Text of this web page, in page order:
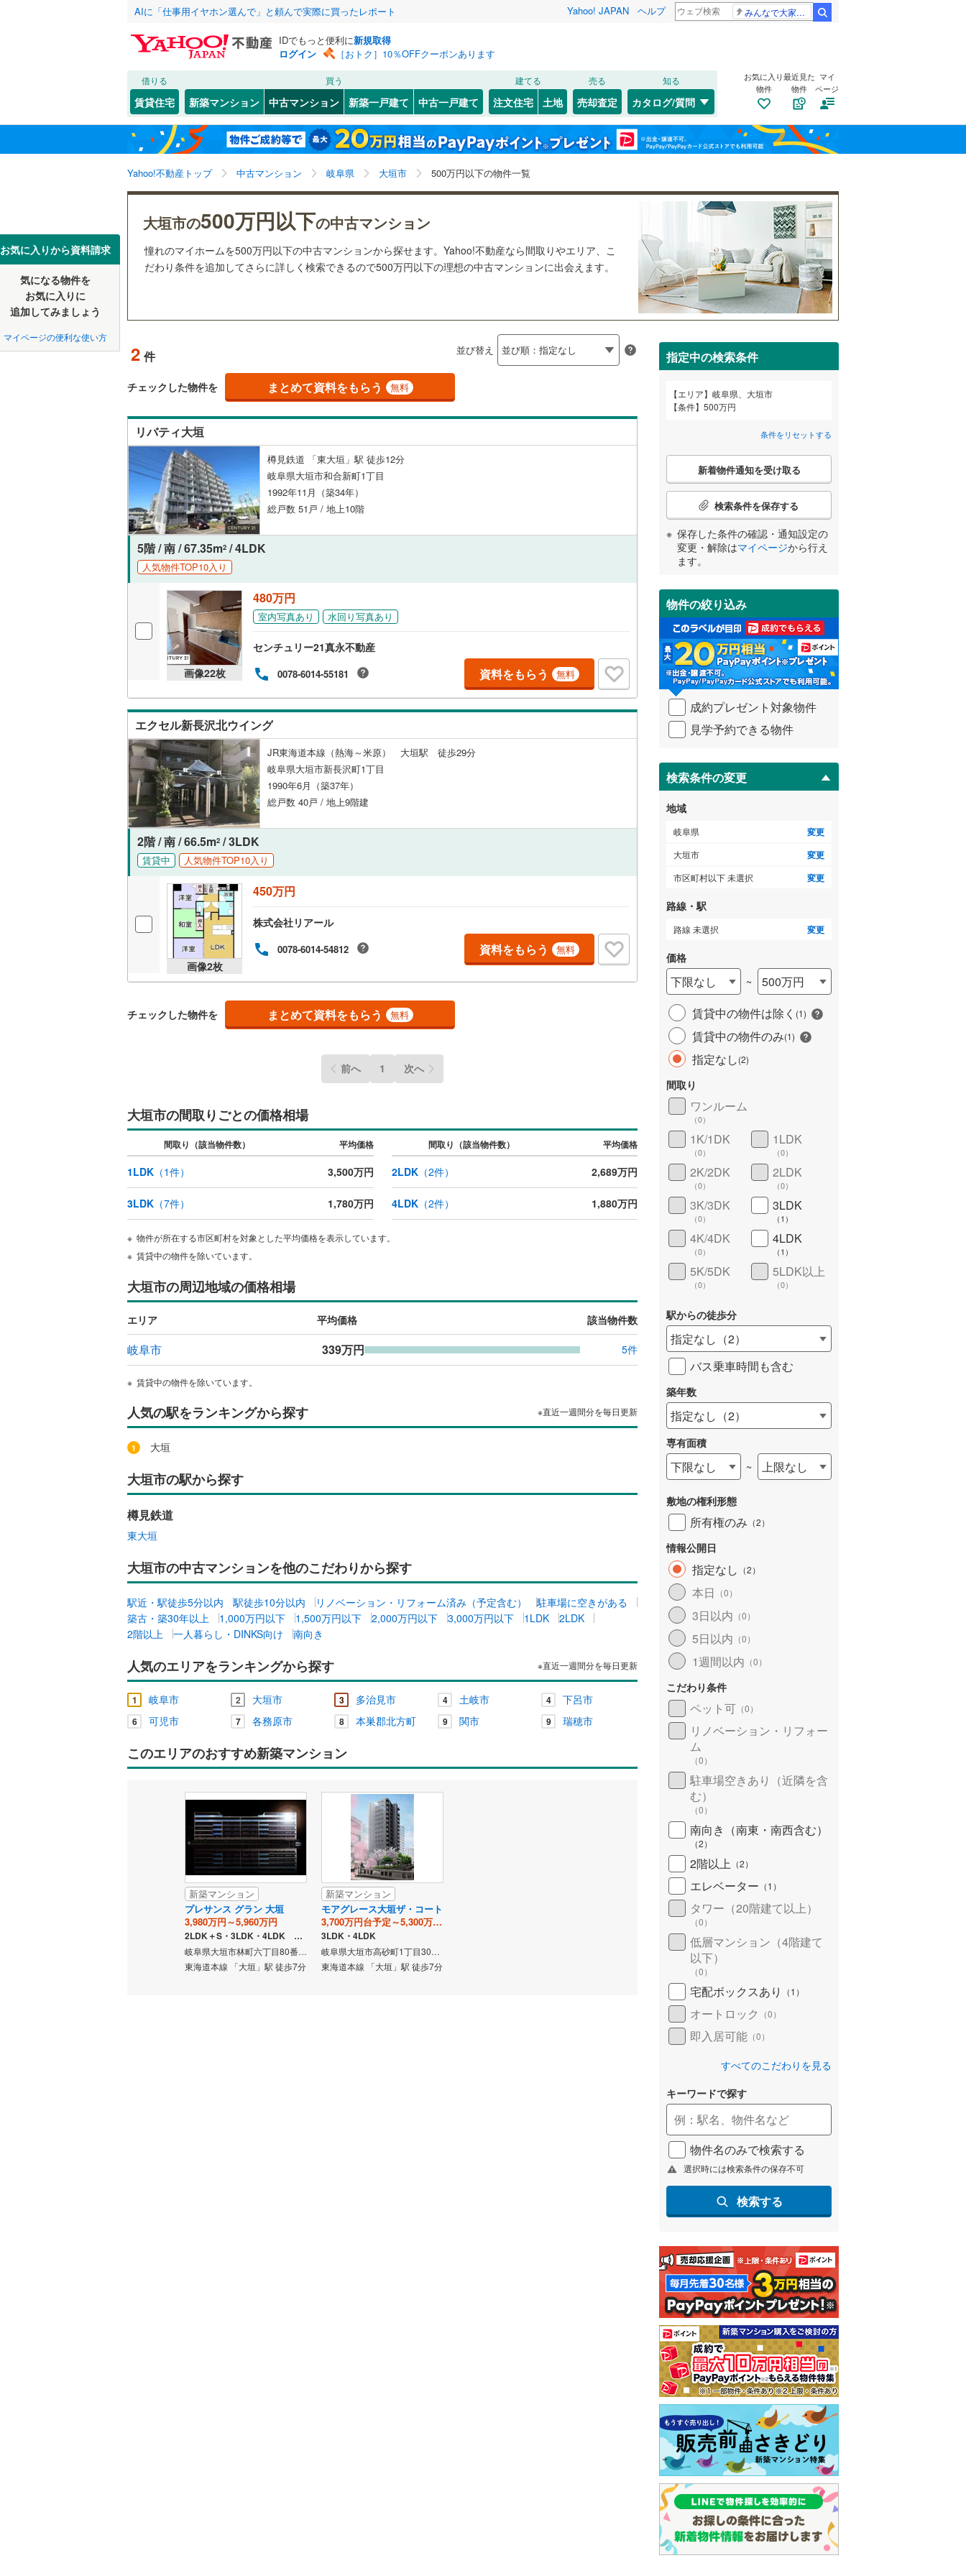
AIに「仕事用イヤホン選んで」と頼んで実際に買ったレポート Yahoo! JAPAN ヘルプ みんなで大家さん 2881億円
IDでもっと便利に新規取得
ログイン
［おトク］10％OFFクーポンあります
借りる
賃貸住宅
買う
新築マンション 中古マンション 新築一戸建て 中古一戸建て
建てる
注文住宅 土地
売る
売却査定
知る
カタログ/質問
お気に入り
物件
最近見た
物件
マイ
ページ
Yahoo!不動産トップ 中古マンション 岐阜県 大垣市 500万円以下の物件一覧
お気に入りから資料請求
気になる物件を
お気に入りに
追加してみましょう
マイページの便利な使い方
大垣市の500万円以下の中古マンション
憧れのマイホームを500万円以下の中古マンションから探せます。Yahoo!不動産なら間取りやエリア、こ
だわり条件を追加してさらに詳しく検索できるので500万円以下の理想の中古マンションに出会えます。
2 件 並び替え
チェックした物件を まとめて資料をもらう 無料
リバティ大垣
樽見鉄道 「東大垣」駅 徒歩12分
岐阜県大垣市和合新町1丁目
1992年11月（築34年）
総戸数 51戸 / 地上10階
5階 / 南 / 67.35m2 / 4LDK
人気物件TOP10入り
画像22枚
480万円
室内写真あり 水回り写真あり
センチュリー21真永不動産
0078-6014-55181 資料をもらう 無料
エクセル新長沢北ウイング
JR東海道本線（熱海～米原） 大垣駅 徒歩29分
岐阜県大垣市新長沢町1丁目
1990年6月（築37年）
総戸数 40戸 / 地上9階建
2階 / 南 / 66.5m2 / 3LDK
賃貸中 人気物件TOP10入り
画像2枚
450万円
株式会社リアール
0078-6014-54812 資料をもらう 無料
チェックした物件を まとめて資料をもらう 無料
前へ 1 次へ
大垣市の間取りごとの価格相場
間取り（該当物件数） 平均価格 間取り（該当物件数） 平均価格
1LDK （1件） 3,500万円 2LDK（2件） 2,689万円
3LDK （7件） 1,780万円 4LDK（2件） 1,880万円
物件が所在する市区町村を対象とした平均価格を表示しています。
賃貸中の物件を除いています。
大垣市の周辺地域の価格相場
エリア 平均価格 該当物件数
岐阜市 339万円 5件
賃貸中の物件を除いています。
人気の駅をランキングから探す ※直近一週間分を毎日更新
大垣
大垣市の駅から探す
樽見鉄道
東大垣
大垣市の中古マンションを他のこだわりから探す
駅近・駅徒歩5分以内 駅徒歩10分以内 リノベーション・リフォーム済み（予定含む）
駐車場に空きがある
築古・築30年以上
1,000万円以下 1,500万円以下 2,000万円以下 3,000万円以下 1LDK
2LDK
2階以上
一人暮らし・DINKS向け 南向き
人気のエリアをランキングから探す ※直近一週間分を毎日更新
1 岐阜市 2 大垣市 3 多治見市 4 土岐市 4 下呂市
6 可児市 7 各務原市 8 本巣郡北方町 9 関市 9 瑞穂市
このエリアのおすすめ新築マンション
新築マンション
プレサンス グラン 大垣
3,980万円～5,960万円
2LDK＋S・3LDK・4LDK ※Sはサービスルーム（納戸）です。
岐阜県大垣市林町六丁目80番56（地番）
東海道本線 「大垣」駅 徒歩7分
新築マンション
モアグレース大垣ザ・コート
3,700万円台予定～5,300万円台予定
3LDK・4LDK
岐阜県大垣市高砂町1丁目30番（地番）
東海道本線 「大垣」駅 徒歩7分
指定中の検索条件
エリア
岐阜県、大垣市
条件
500万円
条件をリセットする
こ
検
条
件
受
け
取
る
・
条
件
を
イ
ペ
ジ
に
保
存
す
る
新着物件通知を受け取る
検索条件を保存する
保存した条件の確認・通知設定の
変更・解除はマイページから行え
ます。
物件の絞り込み
成約プレゼント対象物件
見学予約できる物件
検索条件の変更
地域
岐阜県 変更
大垣市 変更
市区町村以下 未選択 変更
路線・駅
路線 未選択 変更
価格
下限なし ~
500万円
賃貸中の物件は除く (1)
賃貸中の物件のみ(1)
指定なし(2)
間取り
ワンルーム
（0）
1K/1DK
（0）
1LDK
（0）
2K/2DK
（0）
2LDK
（0）
3K/3DK
（0）
3LDK
（1 ）
4K/4DK
（0）
4LDK
（1 ）
5K/5DK
（0）
5LDK以上
（0）
駅からの徒歩分
指定なし （2）
バス乗車時間も含む
築年数
指定なし （2）
専有面積
下限なし ~ 上限なし
敷地の権利形態
所有権のみ （2）
情報公開日
指定なし （2）
本日 （0）
3日以内 （0）
5日以内 （0）
1週間以内 （0）
こだわり条件
ペット可 （0）
リノベーション・リフォー
ム
（0）
駐車場空きあり（近隣を含
む）
（0）
南向き（南東・南西含む）
（2）
2階以上 （2）
エレベーター （1 ）
タワー（20階建て以上）
（0）
低層マンション（4階建て
以下）
（0）
宅配ボックスあり （1 ）
オートロック （0）
即入居可能 （0）
すべてのこだわりを見る
キーワードで探す
物件名のみで検索する
選択時には検索条件の保存不可
検索する
北海道 北海道
東北 青森 岩手 宮城 秋田 山形 福島
関東 東京 神奈川 埼玉 千葉
新潟
東海 愛知 岐阜 静岡 三重
和歌山
中国 鳥取 島根 岡山 広島 山口
高知
福岡 佐賀 長崎 鹿児島
該当物件0件 条件をリセットする
岐阜市(6) 大垣市(2) 高山市(0)
多治見市(0) 関市(0) 中津川市(0)
美濃市
(0 瑞浪市(
恵那市(0 土岐市(0)
各務原市
2
瑞穂市(0) 飛騨市(0) 本巣市(0)
海津市(
羽島郡岐南町(0) 羽島郡笠松町(0) 養老郡養老町(0)
不破郡関ケ原町(0) 安八郡神戸町(0)
安八郡輪之内町(0) 揖斐郡揖斐川町(0)
揖斐郡大野町(0) 本巣郡北方町(1 )
加茂郡七宗町( ) 加茂郡白川町(0)
加茂郡東白川村(0 大野郡白川村(0)
該当物件0件 条件をリセットする
新長沢町(1) 和合新町(1)
該当物件0件 条件をリセットする
JR 東海道本線(0) 中央本線（JR東海）( 0) 高山本線（JR東海）(0)
太多線(0) 東海道新幹線(0)
私鉄・その他 長良川鉄道(0) 名鉄名古屋本線(0) 名鉄竹鼻線(0)
樽見鉄道( 養老鉄道養老線(
該当物件0件 条件をリセットする
該当物件0件 条件をリセットする
こだわり条件 リフォーム、リノベーション
リノベーション・リフォーム
（0）
築古・築30年以上（2）
共用設備
宅配ボックスあり 自転車置き場（
トランクルーム （ ）
駐車場空きあり（近隣を含む）
オートロック（0） 防犯カメラ（0）
管理・管理規約
24時間有人管理（0）
配置、向き、建ち方、日当たり
2階以上（2）
階下に住戸なし （ 0） 最上階（0）
構造・規模・施工・品質・工法関連
制震構造（0）
低層マンション（4階建て以
下）（0
立地
小学校まで1km以内（0）
共用施設
コンシェルジュサービス（0） キッズルーム（0） ゲストルーム（0）
設備
床暖房（0） オール電化
ＴＶモニタ付インターホン
（0）
間取り、居室全体
LD
（0）
キッチン
浴室
浴室乾燥機あり（0）
ルーフバルコニー ワイドバルコニー
収納
ウォークインクローゼット
販売、価格、契約、入居関連など
オンライン対応
オンライン内見(相談)可（0） IT重説可（0）
オンライン対応とは？ 詳しく見る
該当物件0件 条件をリセットする
検索条件を保存しました
この検索条件の新着物件通知は、 マイページから設定できます。
保存した条件を見る
岐阜県、大垣市、500万円
マイページ
閉じる お気に入りリストを見る
閉じる
閉じる お気に入りリストを見る
閉じる